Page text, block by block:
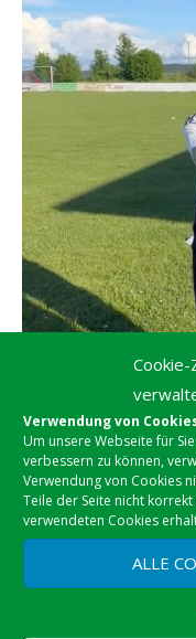
Verwendung von
Um unsere Webseite für
verbessern zu können,
Verwendung von Cookies
Teile der Seite nicht
verwendeten Cookies
ALLE